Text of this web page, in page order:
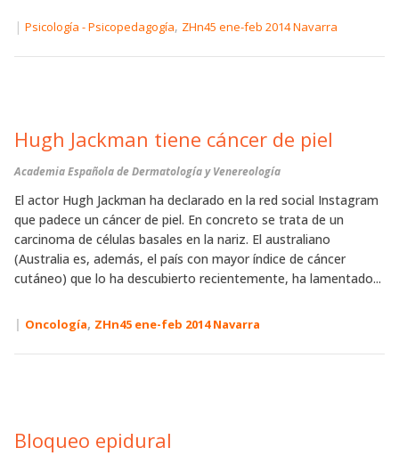
| Psicología - Psicopedagogía, ZHn45 ene-feb 2014 Navarra
Hugh Jackman tiene cáncer de piel
Academia Española de Dermatología y Venereología
El actor Hugh Jackman ha declarado en la red social Instagram
que padece un cáncer de piel. En concreto se trata de un
carcinoma de células basales en la nariz. El australiano
(Australia es, además, el país con mayor índice de cáncer
cutáneo) que lo ha descubierto recientemente, ha lamentado...
| Oncología, ZHn45 ene-feb 2014 Navarra
Bloqueo epidural